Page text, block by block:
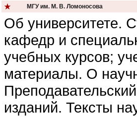
МГУ им. М. В. Ломоносова
Об университете.
кафедр и
учебных курсов;
материалы. О
изданий. Тексты